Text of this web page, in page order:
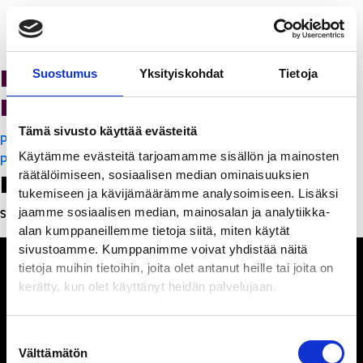
Suostumus Yksityiskohdat Tietoja
Tämä sivusto käyttää evästeitä
Käytämme evästeitä tarjoamamme sisällön ja mainosten
räätälöimiseen, sosiaalisen median ominaisuuksien
tukemiseen ja kävijämäärämme analysoimiseen. Lisäksi
jaamme sosiaalisen median, mainosalan ja analytiikka-
alan kumppaneillemme tietoja siitä, miten käytät
sivustoamme. Kumppanimme voivat yhdistää näitä
tietoja muihin tietoihin, joita olet antanut heille tai joita on
kerätty, kun olet käyttänyt heidän palvelujaan.
valinta
Välttämätön
K-Citymarket Pori
Puuvilla
Artikkelien
selaus
PanchoVilla
PanchoVilla
Leave a Reply
Sinun täytyykirjautua sisäänkommentoidaksesi.
ihmeteltävää